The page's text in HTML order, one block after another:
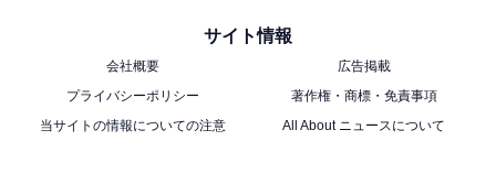
サイト情報
会社概要
広告掲載
プライバシーポリシー
著作権・商標・免責事項
当サイトの情報についての注意
All About ニュースについて